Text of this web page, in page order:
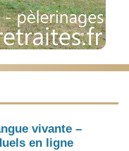
vivante –
en ligne